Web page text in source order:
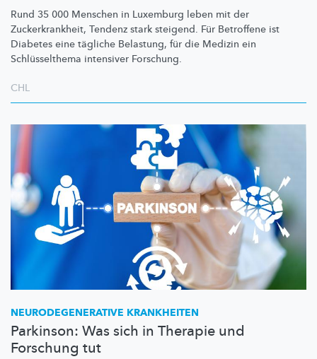
Rund 35 000 Menschen in Luxemburg leben mit der
Zuckerkrankheit, Tendenz stark steigend. Für Betroffene ist
Diabetes eine tägliche Belastung, für die Medizin ein
Schlüsselthema intensiver Forschung.
CHL
NEURODEGENERATIVE KRANKHEITEN
Parkinson: Was sich in Therapie und
Forschung tut